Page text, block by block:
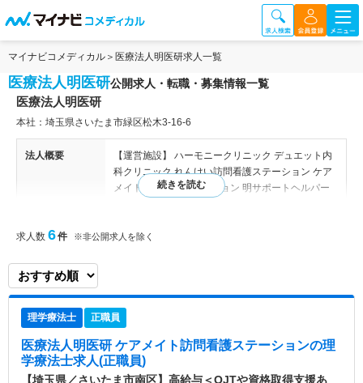
マイナビコメディカル 医療法人明医研求人一覧
医療法人明医研公開求人・転職・募集情報一覧
医療法人明医研
本社：埼玉県さいたま市緑区松木3-16-6
法人概要
【運営施設】 ハーモニークリニック デュエット内
科クリニック れんけい訪問看護ステーション ケア
メイト訪問看護ステーション 明サポートヘルパー
ステーション、ケアメイト訪問看護ステーション、
特色
（プライマリ・ケア、訪問診療、訪問看護・訪問介
護）を展開している医療法人です。介護保険も医療
求人数 6件 ※非公開求人を除く
理学療法士 正職員
医療法人明医研 ケアメイト訪問看護ステーションの理
学療法士求人(正職員)
【埼玉県／さいたま市南区】高給与＜OJTや資格取得支援あ